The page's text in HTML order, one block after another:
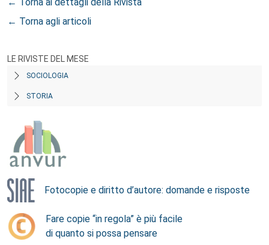
← Torna agli articoli
LE RIVISTE DEL MESE
SOCIOLOGIA
STORIA
Fotocopie e diritto d’autore: domande e risposte
Fare copie “in regola” è più facile
di quanto si possa pensare